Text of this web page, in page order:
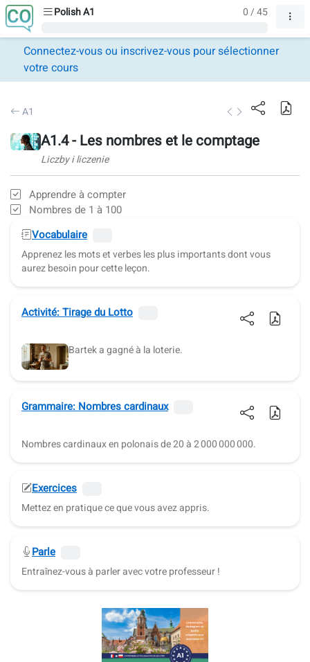
Polish A1 0 / 45
Connectez-vous ou inscrivez-vous pour sélectionner
votre cours
A1
A1.4 - Les nombres et le comptage
Liczby i liczenie
Apprendre à compter
Nombres de 1 à 100
Vocabulaire
Apprenez les mots et verbes les plus importants dont vous
aurez besoin pour cette leçon.
Activité: Tirage du Lotto
Bartek a gagné à la loterie.
Grammaire: Nombres cardinaux
Nombres cardinaux en polonais de 20 à 2 000 000 000.
Exercices
Mettez en pratique ce que vous avez appris.
Parle
Entraînez-vous à parler avec votre professeur !